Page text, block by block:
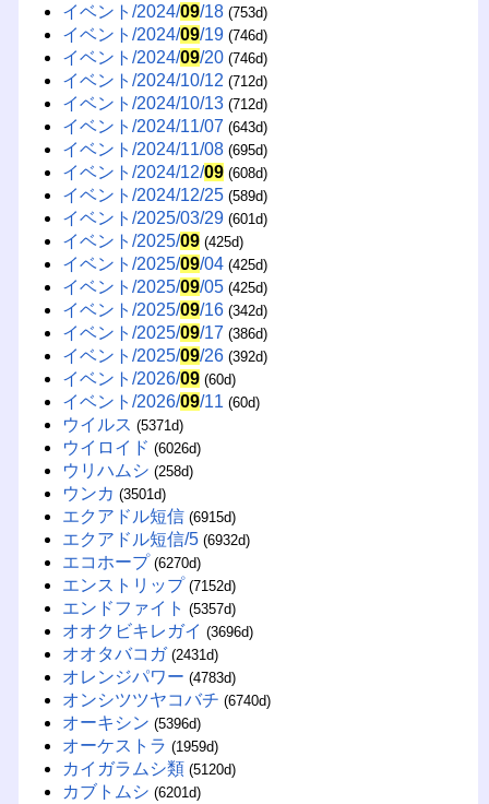
イベント/2024/09/18 (753d)
イベント/2024/09/19 (746d)
イベント/2024/09/20 (746d)
イベント/2024/10/12 (712d)
イベント/2024/10/13 (712d)
イベント/2024/11/07 (643d)
イベント/2024/11/08 (695d)
イベント/2024/12/09 (608d)
イベント/2024/12/25 (589d)
イベント/2025/03/29 (601d)
イベント/2025/09 (425d)
イベント/2025/09/04 (425d)
イベント/2025/09/05 (425d)
イベント/2025/09/16 (342d)
イベント/2025/09/17 (386d)
イベント/2025/09/26 (392d)
イベント/2026/09 (60d)
イベント/2026/09/11 (60d)
ウイルス (5371d)
ウイロイド (6026d)
ウリハムシ (258d)
ウンカ (3501d)
エクアドル短信 (6915d)
エクアドル短信/5 (6932d)
エコホープ (6270d)
エンストリップ (7152d)
エンドファイト (5357d)
オオクビキレガイ (3696d)
オオタバコガ (2431d)
オレンジパワー (4783d)
オンシツツヤコバチ (6740d)
オーキシン (5396d)
オーケストラ (1959d)
カイガラムシ類 (5120d)
カブトムシ (6201d)